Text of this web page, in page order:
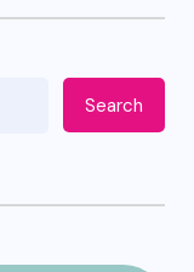
Search